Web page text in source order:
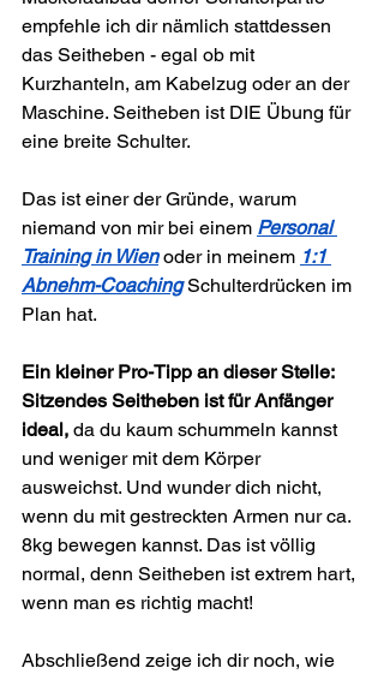
empfehle ich dir nämlich stattdessen
das Seitheben - egal ob mit
Kurzhanteln, am Kabelzug oder an der
Maschine. Seitheben ist DIE Übung für
eine breite Schulter.
Das ist einer der Gründe, warum
niemand von mir bei einem Personal
Training in Wien oder in meinem 1:1
Abnehm-Coaching Schulterdrücken im
Plan hat.
Ein kleiner Pro-Tipp an dieser Stelle:
Sitzendes Seitheben ist für Anfänger
ideal, da du kaum schummeln kannst
und weniger mit dem Körper
ausweichst. Und wunder dich nicht,
wenn du mit gestreckten Armen nur ca.
8kg bewegen kannst. Das ist völlig
normal, denn Seitheben ist extrem hart,
wenn man es richtig macht!
Abschließend zeige ich dir noch, wie